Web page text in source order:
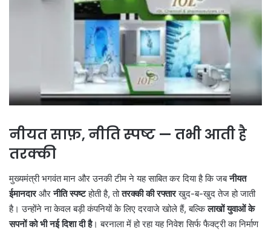
नीयत साफ़, नीति स्पष्ट — तभी आती है
तरक्की
मुख्यमंत्री भगवंत मान और उनकी टीम ने यह साबित कर दिया है कि जबनीयत
ईमानदारऔरनीति स्पष्टहोती है, तोतरक्की की रफ्तारखुद-ब-खुद तेज हो जाती
है। उन्होंने ना केवल बड़ी कंपनियों के लिए दरवाजे खोले हैं, बल्किलाखों युवाओं के
सपनों को भी नई दिशा दी है। बरनाला में हो रहा यह निवेश सिर्फ फैक्ट्री का निर्माण